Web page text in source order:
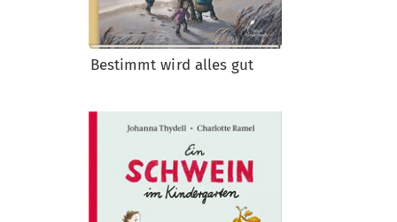
Bestimmt wird alles gut